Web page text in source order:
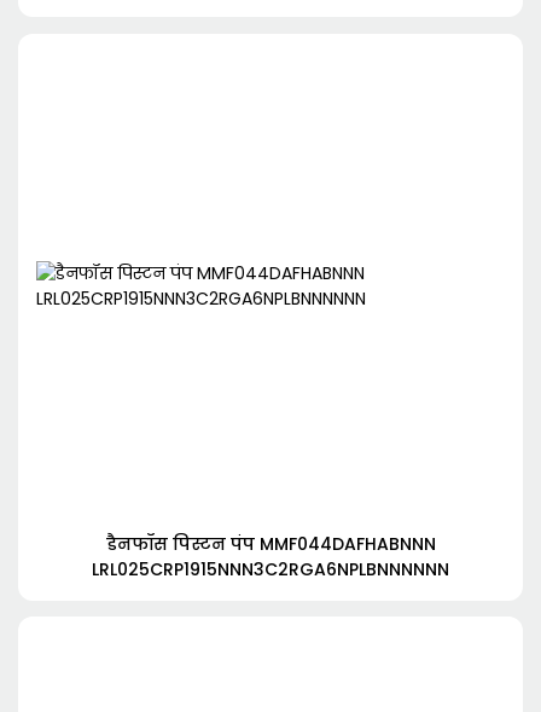
डैनफॉस पिस्टन पंप MMF044DAFHABNNN
LRL025CRP1915NNN3C2RGA6NPLBNNNNNN